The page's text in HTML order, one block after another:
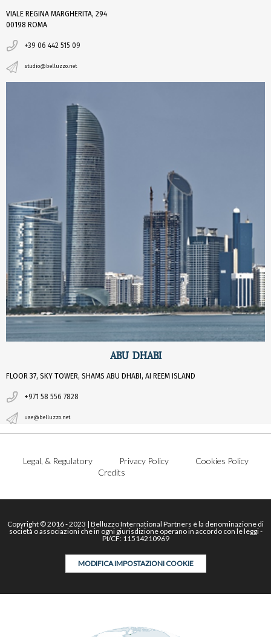
VIALE REGINA MARGHERITA, 294
00198 ROMA
+39 06 442 515 09
studio@belluzzo.net
ABU DHABI
FLOOR 37, SKY TOWER, SHAMS ABU DHABI, AI REEM ISLAND
+971 58 556 7828
uae@belluzzo.net
Legal, & Regulatory Privacy Policy
Cookies Policy
Credits
Copyright © 2016 - 2023 | Belluzzo International Partners è la denominazione di
società o associazioni che in ogni giurisdizione operano in accordo con le leggi -
PI/CF: 11514210969
MODIFICA IMPOSTAZIONI COOKIE